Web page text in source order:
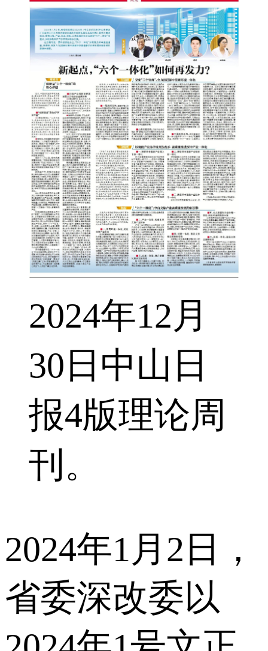
2024年12月
30日中山日
报4版理论周
刊。
2024年1月2日，
省委深改委以